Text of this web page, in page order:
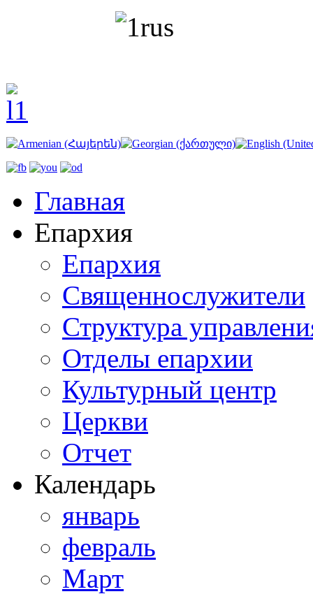
Главная
Епархия
Епархия
Священнослужители
Структура
Отделы епархии
Культурный центр
Церкви
Отчет
Календарь
январь
февраль
Март